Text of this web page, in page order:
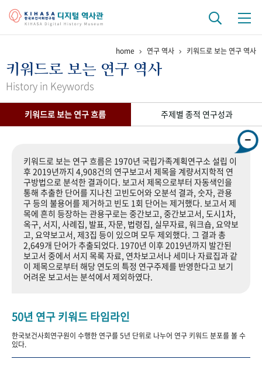
걸어온 길 기관 변천사 역대 기관장
연구 역사
기록물 아카이브
사진 아카이브 문서 기록물 행정박물 영상 기록물
+1주년 기념
성과 50선 숫자로 보는 50년 50+1주년 광장
세계와 함께 한 KIHASA
VR 역사관
home 연구 역사 키워드로 보는 연구 역사
키워드로 보는 연구 역사
History in Keywords
키워드로 보는 연구 흐름 주제별 종적 연구성과
키워드로 보는 연구 흐름은 1970년 국립가족계획연구소 설립 이
후 2019년까지 4,908건의 연구보고서 제목을 계량서지학적 연
구방법으로 분석한 결과이다. 보고서 제목으로부터 자동색인을
통해 추출한 단어를 지나친 고빈도어와 오분석 결과, 숫자, 관용
구 등의 불용어를 제거하고 빈도 1회 단어는 제거했다. 보고서 제
목에 흔히 등장하는 관용구로는 중간보고, 중간보고서, 도시1차,
옥구, 서지, 사례집, 발표, 자문, 법령집, 실무자료, 워크숍, 요약보
고, 요약보고서, 제3집 등이 있으며 모두 제외했다. 그 결과 총
2,649개 단어가 추출되었다. 1970년 이후 2019년까지 발간된
보고서 중에서 서지 목록 자료, 연차보고서나 세미나 자료집과 같
이 제목으로부터 해당 연도의 특정 연구주제를 반영한다고 보기
어려운 보고서는 분석에서 제외하였다.
50년 연구 키워드 타임라인
한국보건사회연구원이 수행한 연구를 5년 단위로 나누어 연구 키워드 분포를 볼 수
있다.